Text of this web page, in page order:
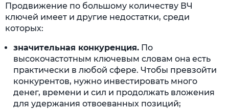
Продвижение по большому количеству ВЧ
ключей имеет и другие недостатки, среди
которых:
значительная конкуренция. По
высокочастотным ключевым словам она есть
практически в любой сфере. Чтобы превзойти
конкурентов, нужно инвестировать много
денег, времени и сил и продолжать вложения
для удержания отвоеванных позиций;